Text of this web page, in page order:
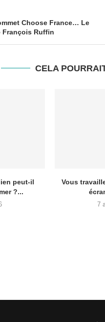
Choose France… Le
François Ruffin
CELA
peut-il
?...
Vous
7